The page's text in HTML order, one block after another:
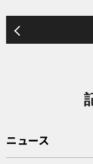
ニュース